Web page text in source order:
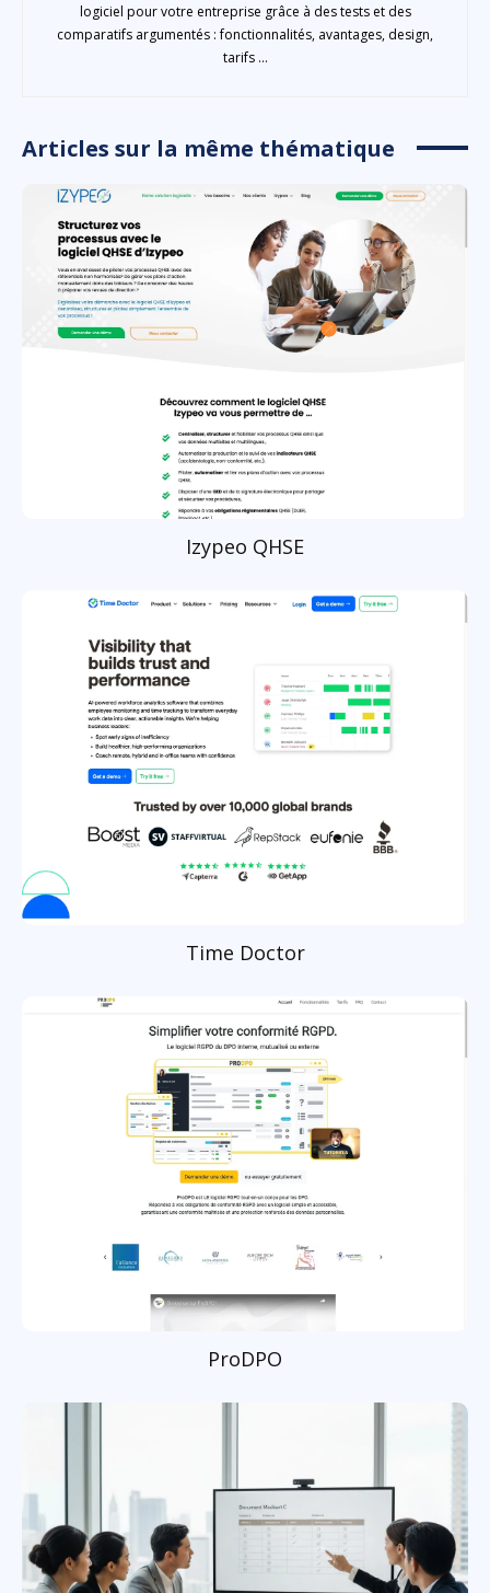
logiciel pour votre entreprise grâce à des tests et des
comparatifs argumentés : fonctionnalités, avantages, design,
tarifs ...
Articles sur la même thématique
Izypeo QHSE
Time Doctor
ProDPO